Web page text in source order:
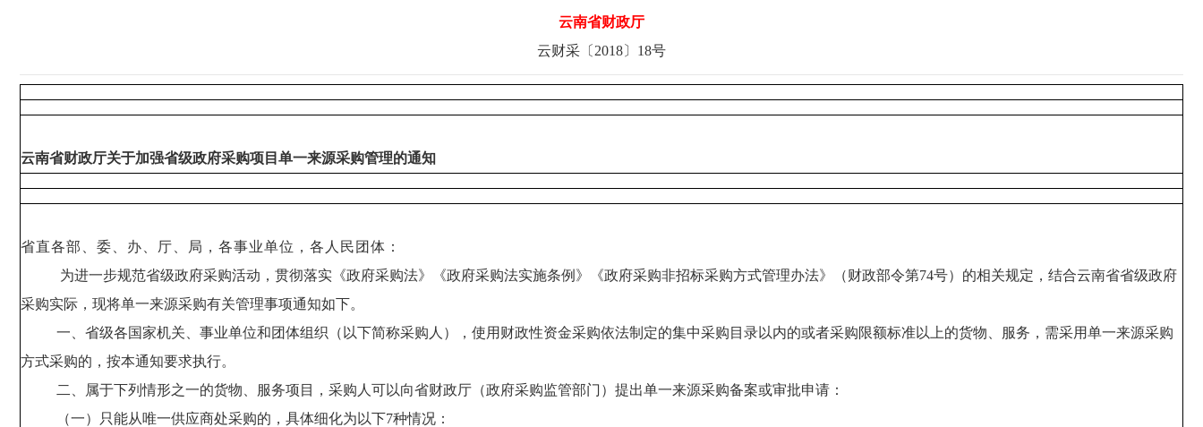
云南省财政厅
云财采〔2018〕18号
云南省财政厅关于加强省级政府采购项目单一来源采购管理的通知
省直各部、委、办、厅、局，各事业单位，各人民团体 ：
为进一步规范省级政府采购活动， 贯彻落实《政府采购法》 《政府采购法实施条例》 《政府采购非招标采购方式管理办法》（财政部令第74号）的相关规定，结合云南省省级政府
采购实际，现将单一来源采购有关管理事项通知如下。
一、省级各国家机关、事业单位和团体组织 （以下简称采购人），使用财政性资金采购依法制定的集中采购目录以内的或者采购限额标准以上的货物、服务，需采用单一来源采购
方式采购的，按本通知要求执行。
二、属于下列情形之一的货物、服务项目，采购人可以向省财政厅（政府采购监管部门）提出单一来源采购备案或审批申请：
（一）只能从唯一供应商处采购的，具体细化为以下7种情况：